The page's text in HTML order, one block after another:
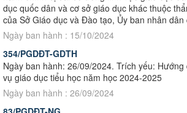
dục quốc dân và cơ sở giáo dục khác thuộc
của Sở Giáo dục và Đào tạo, Ủy ban nhân dân
Ngày ban hành : 15/10/2024
354/PGDĐT-GDTH
Ngày ban hành: 26/09/2024. Trích yếu:
vụ giáo dục tiểu học năm học 2024-2025
Ngày ban hành : 26/09/2024